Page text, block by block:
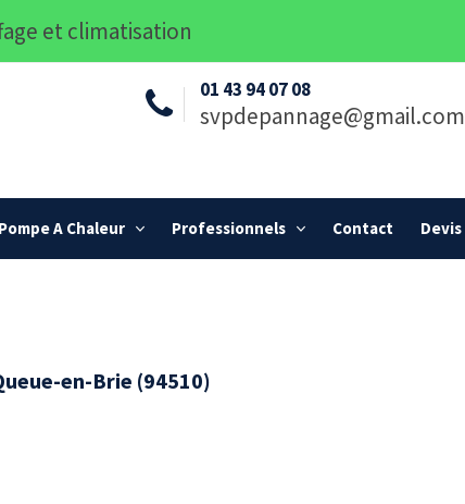
et climatisation
01 43 94 07 08
svpdepannage@gmail.com
Pompe A Chaleur Professionnels Contact Devis
en-Brie (94510)